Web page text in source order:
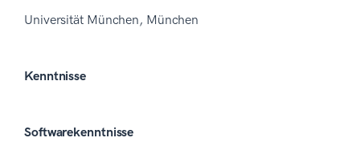
Universität München, München
Kenntnisse
Softwarekenntnisse